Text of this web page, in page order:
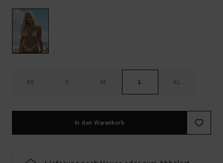
XS S M L XL
In den Warenkorb